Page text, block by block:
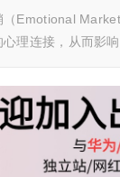
（Emotional
心理连接，从而影